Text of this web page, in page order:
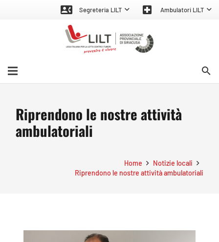
contact_phone Segreteria LILT local_hospital Ambulatori LILT
search
Riprendono le nostre attività
ambulatoriali
Home
Notizie locali
Riprendono le nostre attività ambulatoriali